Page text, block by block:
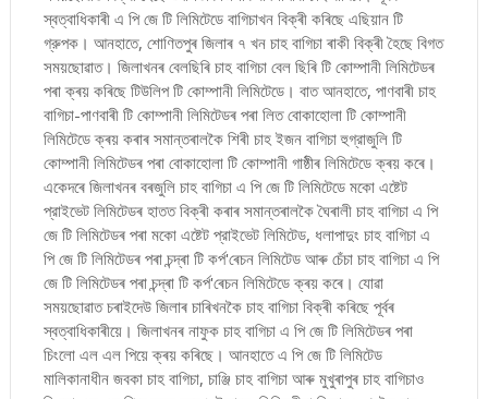
স্বত্বাধিকাৰী এ পি জে টি লিমিটেডে বাগিচাখন বিক্ৰী কৰিছে এছিয়ান টি
গ্রুপক। আনহাতে, শোণিতপুৰ জিলাৰ ৭ খন চাহ বাগিচা ৰাকী বিক্ৰী হৈছে বিগত
সময়ছোৱাত। জিলাখনৰ বেলছিৰি চাহ বাগিচা বেল ছিৰি টি কোম্পানী লিমিটেডৰ
পৰা ক্ৰয় কৰিছে টিউলিপ টি কোম্পানী লিমিটেডে। বাত আনহাতে, পাণবাৰী চাহ
বাগিচা-পাণবাৰী টি কোম্পানী লিমিটেডৰ পৰা লিত বোকাহোলা টি কোম্পানী
লিমিটেডে ক্ৰয় কৰাৰ সমান্তৰালকৈ শিৰী চাহ ইজন বাগিচা হুগ্রাজুলি টি
কোম্পানী লিমিটেডৰ পৰা বোকাহোলা টি কোম্পানী গাষ্ঠীৰ লিমিটেডে ক্ৰয় কৰে।
একেদৰে জিলাখনৰ বৰজুলি চাহ বাগিচা এ পি জে টি লিমিটেডে মকো এষ্টেট
প্রাইভেট লিমিটেডৰ হাতত বিক্ৰী কৰাৰ সমান্তৰালকৈ ঘৈৰালী চাহ বাগিচা এ পি
জে টি লিমিটেডৰ পৰা মকো এষ্টেট প্রাইভেট লিমিটেড, ধলাপাদুং চাহ বাগিচা এ
পি জে টি লিমিটেডৰ পৰা চন্দ্ৰা টি কৰ্প'ৰেচন লিমিটেড আৰু চেঁচা চাহ বাগিচা এ পি
জে টি লিমিটেডৰ পৰা চন্দ্ৰা টি কৰ্প'ৰেচন লিমিটেডে ক্ৰয় কৰে। যোৱা
সময়ছোৱাত চৰাইদেউ জিলাৰ চাৰিখনকৈ চাহ বাগিচা বিক্ৰী কৰিছে পূৰ্বৰ
স্বত্বাধিকাৰীয়ে। জিলাখনৰ নাফুক চাহ বাগিচা এ পি জে টি লিমিটেডৰ পৰা
চিংলো এল এল পিয়ে ক্ৰয় কৰিছে। আনহাতে এ পি জে টি লিমিটেড
মালিকানাধীন জবকা চাহ বাগিচা, চাঞ্জি চাহ বাগিচা আৰু মুখুৰাপুৰ চাহ বাগিচাও